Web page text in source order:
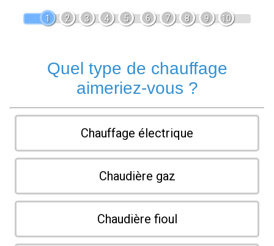
1 2 3 4 5 6 7 8 9 10
Quel type de chauffage
aimeriez-vous ?
Chauffage électrique
Chaudière gaz
Chaudière fioul